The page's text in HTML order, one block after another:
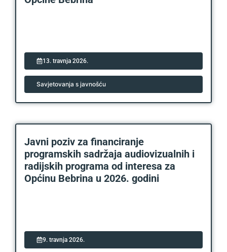
13. travnja 2026.
Savjetovanja s javnošću
Javni poziv za financiranje
programskih sadržaja audiovizualnih i
radijskih programa od interesa za
Općinu Bebrina u 2026. godini
9. travnja 2026.